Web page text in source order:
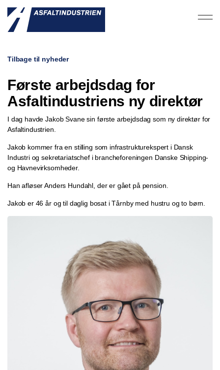
Tilbage til nyheder
Første arbejdsdag for
Asfaltindustriens ny direktør
I dag havde Jakob Svane sin første arbejdsdag som ny direktør for
Asfaltindustrien.
Jakob kommer fra en stilling som infrastrukturekspert i Dansk
Industri og sekretariatschef i brancheforeningen Danske Shipping-
og Havnevirksomheder.
Han afløser Anders Hundahl, der er gået på pension.
Jakob er 46 år og til daglig bosat i Tårnby med hustru og to børn.